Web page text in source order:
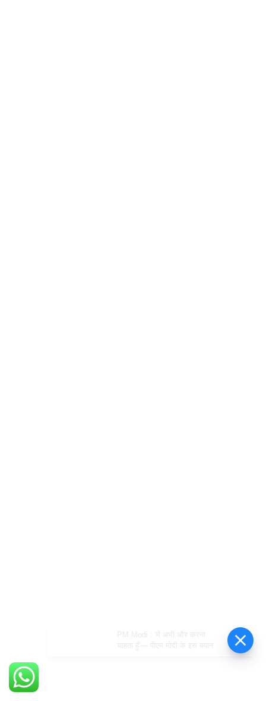
PM Modi : 'मैं अभी और करना
चाहता हूँ'— पीएम मोदी के इस बयान